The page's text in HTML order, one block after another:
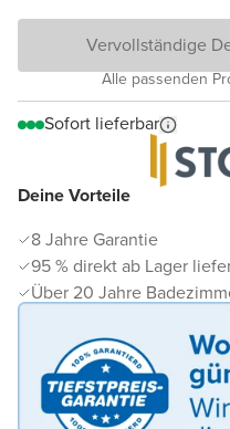
Deine Vorteile
8 Jahre Garantie
95 % direkt ab Lager
Über 20 Jahre
Vervollständige
Alle passenden
Sofort lieferbar